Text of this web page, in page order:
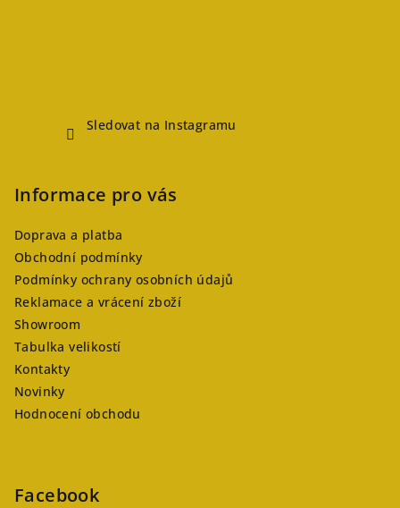
Sledovat na Instagramu
Informace pro vás
Doprava a platba
Obchodní podmínky
Podmínky ochrany osobních údajů
Reklamace a vrácení zboží
Showroom
Tabulka velikostí
Kontakty
Novinky
Hodnocení obchodu
Facebook